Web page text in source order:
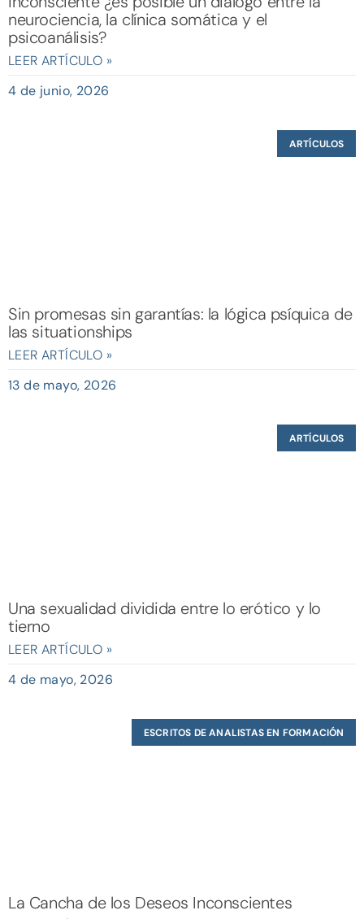
neurociencia, la clínica somática y el
psicoanálisis?
LEER ARTÍCULO »
4 de junio, 2026
ARTÍCULOS
Sin promesas sin garantías: la lógica psíquica de
las situationships
LEER ARTÍCULO »
13 de mayo, 2026
ARTÍCULOS
Una sexualidad dividida entre lo erótico y lo
tierno
LEER ARTÍCULO »
4 de mayo, 2026
ESCRITOS DE ANALISTAS EN FORMACIÓN
La Cancha de los Deseos Inconscientes